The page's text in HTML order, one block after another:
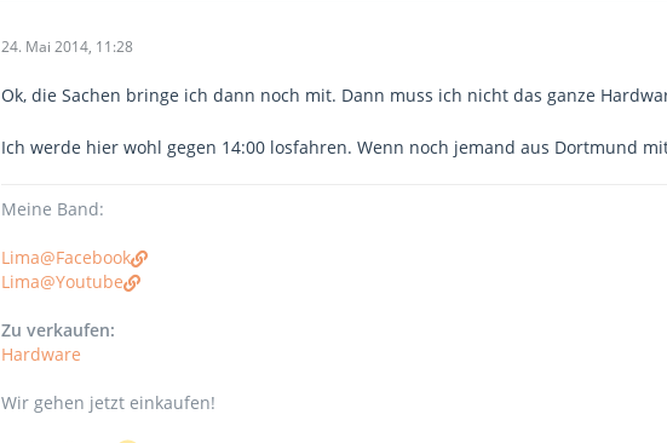
24. Mai 2014, 11:28
Ok, die Sachen bringe ich dann noch mit. Dann muss ich nicht das ganze
Ich werde hier wohl gegen 14:00 losfahren. Wenn noch jemand aus Dortmund
Meine Band:
Lima@Facebook
Lima@Youtube
Zu verkaufen:
Hardware
Wir gehen jetzt einkaufen!